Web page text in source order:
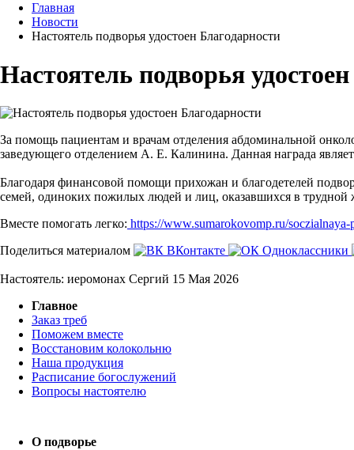
Главная
Новости
Настоятель подворья удостоен Благодарности
Настоятель подворья
За помощь пациентам и врачам отделения абдоминальной
заведующего отделением А. Е. Калинина. Данная награда
Благодаря финансовой помощи прихожан и благодетелей
семей, одиноких пожилых людей и лиц, оказавшихся в трудной
Вместе помогать легко: https://www.sumarokovomp.ru/soczialnaya-
Поделиться материалом
ВКонтакте Одноклассники
Настоятель: иеромонах Сергий 15 Мая 2026
Главное
Заказ треб
Поможем вместе
Восстановим колокольню
Наша продукция
Расписание богослужений
Вопросы настоятелю
О подворье